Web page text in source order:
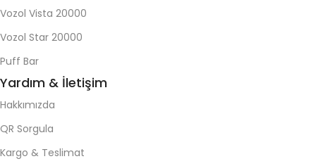
Vozol Vista 20000
Vozol Star 20000
Puff Bar
Yardım & İletişim
Hakkımızda
QR Sorgula
Kargo & Teslimat